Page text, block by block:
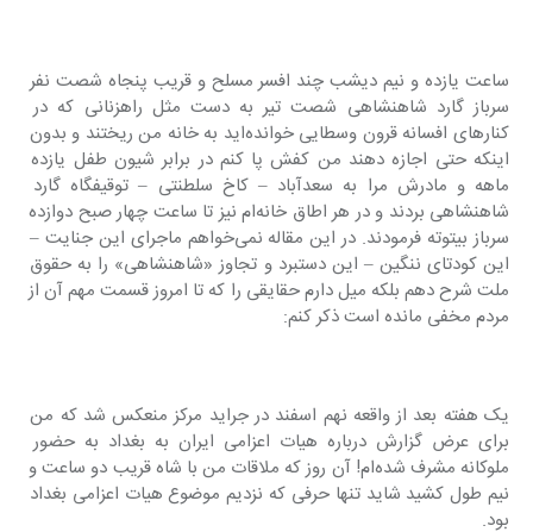
ساعت یازده و نیم دیشب چند افسر مسلح و قریب پنجاه شصت نفر
سرباز گارد شاهنشاهی شصت تیر به دست مثل راهزنانی که در
کنارهای افسانه قرون وسطایی خوانده‌اید به خانه من ریختند و بدون
اینکه حتی اجازه دهند من کفش پا کنم در برابر شیون طفل یازده
ماهه و مادرش مرا به سعدآباد – کاخ سلطنتی – توقیفگاه گارد
شاهنشاهی بردند و در هر اطاق خانه‌ام نیز تا ساعت چهار صبح دوازده
سرباز بیتوته فرمودند. در این مقاله نمی‌خواهم ماجرای این جنایت –
این کودتای ننگین – این دستبرد و تجاوز «شاهنشاهی» را به حقوق
ملت شرح دهم بلکه میل دارم حقایقی را که تا امروز قسمت مهم آن از
مردم مخفی مانده است ذکر کنم:
یک هفته بعد از واقعه نهم اسفند در جراید مرکز منعکس شد که من
برای عرض گزارش درباره هیات اعزامی ایران به بغداد به حضور
ملوکانه مشرف شده‌ام! آن روز که ملاقات من با شاه قریب دو ساعت و
نیم طول کشید شاید تنها حرفی که نزدیم موضوع هیات اعزامی بغداد
بود.